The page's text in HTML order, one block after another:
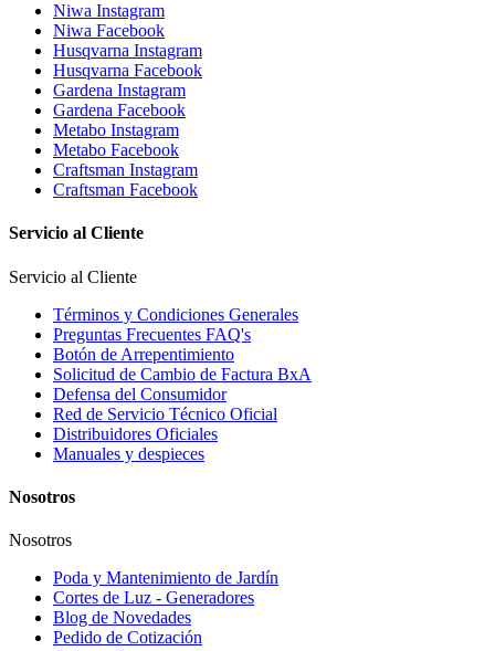
Niwa Instagram
Niwa Facebook
Husqvarna Instagram
Husqvarna Facebook
Gardena Instagram
Gardena Facebook
Metabo Instagram
Metabo Facebook
Craftsman Instagram
Craftsman Facebook
Servicio al Cliente
Servicio al Cliente
Términos y Condiciones Generales
Preguntas Frecuentes FAQ's
Botón de Arrepentimiento
Solicitud de Cambio de Factura BxA
Defensa del Consumidor
Red de Servicio Técnico Oficial
Distribuidores Oficiales
Manuales y despieces
Nosotros
Nosotros
Poda y Mantenimiento de Jardín
Cortes de Luz - Generadores
Blog de Novedades
Pedido de Cotización